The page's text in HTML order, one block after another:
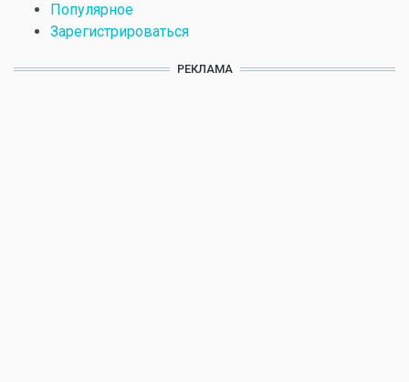
Популярное
Зарегистрироваться
РЕКЛАМА